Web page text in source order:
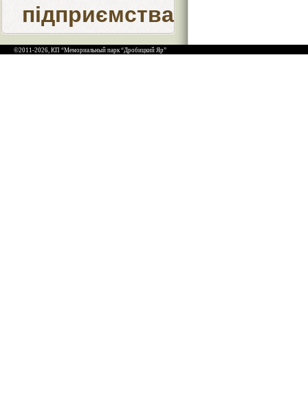
підприємства
©2011-2026, КП “Мемориальный парк “Дробицкий Яр”